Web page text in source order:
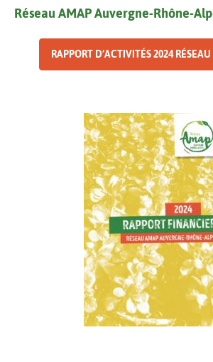
Réseau AMAP Auvergne-Rhône-
RAPPORT D’ACTIVITÉS 2024